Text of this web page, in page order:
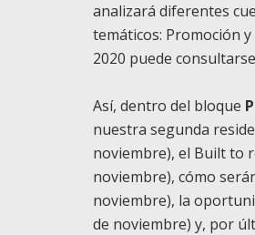
analizará diferentes
temáticos: Promoción y
2020 puede
Así, dentro del bloque
nuestra segunda
noviembre), el Built to
noviembre), cómo
noviembre), la
de noviembre) y, por